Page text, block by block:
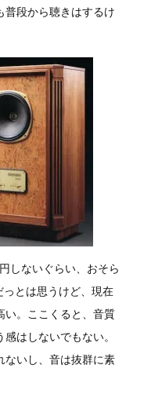
普段から聴きはするけ
しないぐらい、おそら
っとは思うけど、現在
い。ここくると、音質
はしないでもない。
ないし、音は抜群に素